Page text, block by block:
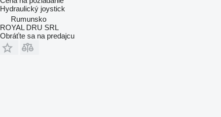
Hydraulický joystick
Rumunsko
ROYAL DRU SRL
Obráťte sa na predajcu